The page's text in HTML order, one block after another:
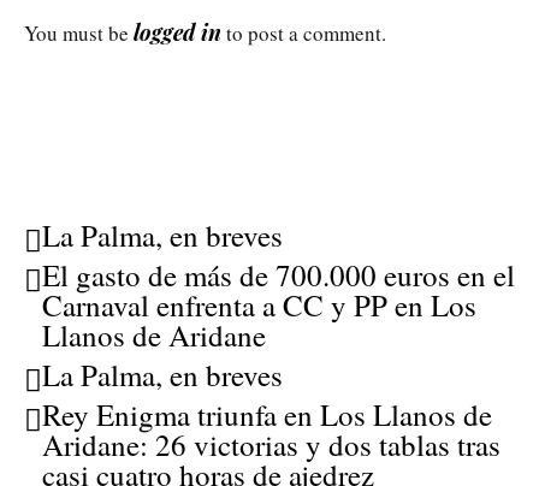
You must be logged in to post a comment.
La Palma, en breves
El gasto de más de 700.000 euros en el
Carnaval enfrenta a CC y PP en Los
Llanos de Aridane
La Palma, en breves
Rey Enigma triunfa en Los Llanos de
Aridane: 26 victorias y dos tablas tras
casi cuatro horas de ajedrez